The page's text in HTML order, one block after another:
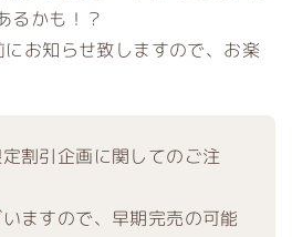
るかも！？
お知らせ致しますので、お楽
定割引企画に関してのご注
ますので、早期完売の可能